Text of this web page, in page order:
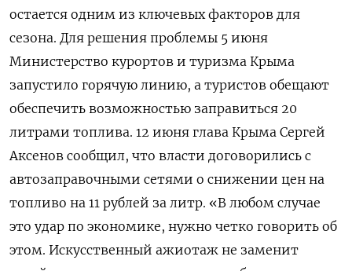
остается одним из ключевых факторов для
сезона. Для решения проблемы 5 июня
Министерство курортов и туризма Крыма
запустило горячую линию, а туристов обещают
обеспечить возможностью заправиться 20
литрами топлива. 12 июня глава Крыма Сергей
Аксенов сообщил, что власти договорились с
автозаправочными сетями о снижении цен на
топливо на 11 рублей за литр. «В любом случае
это удар по экономике, нужно четко говорить об
этом. Искусственный ажиотаж не заменит